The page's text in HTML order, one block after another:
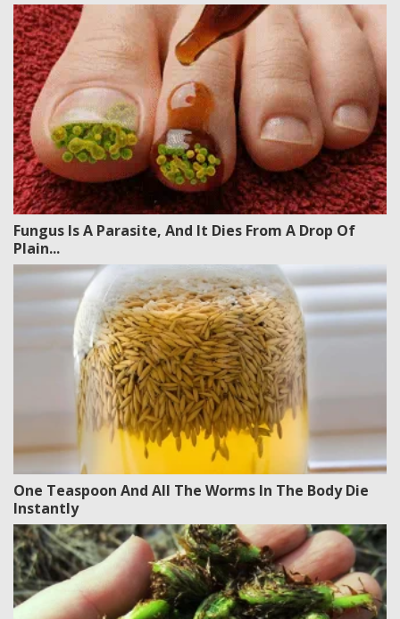
Fungus Is A Parasite, And It Dies From A Drop Of
Plain...
One Teaspoon And All The Worms In The Body Die
Instantly